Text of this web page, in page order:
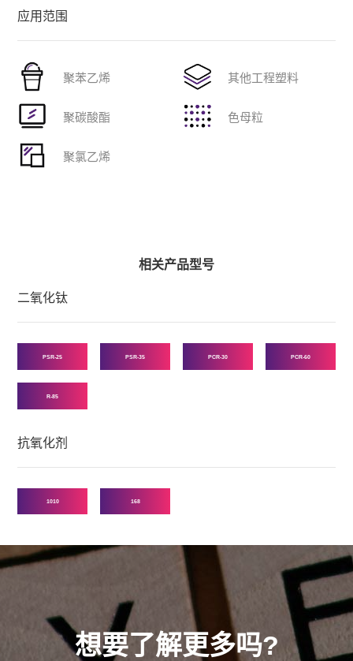
应用范围
聚苯乙烯 其他工程塑料
聚碳酸酯 色母粒
聚氯乙烯
相关产品型号
二氧化钛
PSR-25 PSR-35 PCR-30 PCR-60
R-85
抗氧化剂
1010 168
想要了解更多吗?